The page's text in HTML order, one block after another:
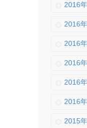
2016
2016
2016
2016
2016
2016
2015